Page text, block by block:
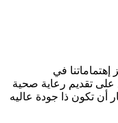
إهتماماتنا في
تقديم رعاية صحية
أن تكون ذا جودة عاليه